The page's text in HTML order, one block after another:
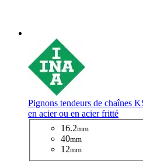
Pignons tendeurs de chaînes
en acier ou en acier fritté
16.2mm
40mm
12mm